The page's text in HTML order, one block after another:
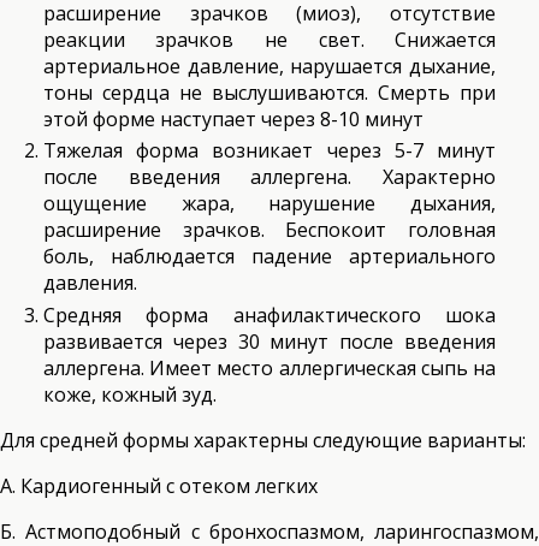
расширение зрачков (миоз), отсутствие
реакции зрачков не свет. Снижается
артериальное давление, нарушается дыхание,
тоны сердца не выслушиваются. Смерть при
этой форме наступает через 8-10 минут
Тяжелая форма возникает через 5-7 минут
после введения аллергена. Характерно
ощущение жара, нарушение дыхания,
расширение зрачков. Беспокоит головная
боль, наблюдается падение артериального
давления.
Средняя форма анафилактического шока
развивается через 30 минут после введения
аллергена. Имеет место аллергическая сыпь на
коже, кожный зуд.
Для средней формы характерны следующие варианты:
А. Кардиогенный с отеком легких
Б. Астмоподобный с бронхоспазмом, ларингоспазмом,